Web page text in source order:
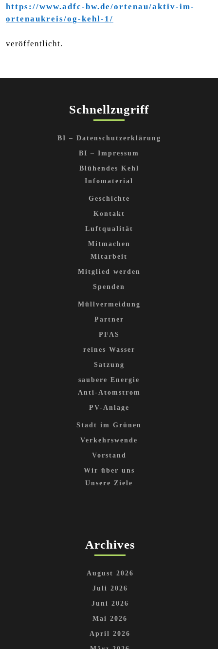
https://www.adfc-bw.de/ortenau/aktiv-im-
ortenaukreis/og-kehl-1/
veröffentlicht.
Schnellzugriff
BI – Datenschutzerklärung
BI – Impressum
Blühendes Kehl
Infomaterial
Geschichte
Kontakt
Luftqualität
Mitmachen
Mitarbeit
Mitglied werden
Spenden
Müllvermeidung
Partner
PFAS
reines Wasser
Satzung
saubere Energie
Anti-Atomstrom
PV-Anlage
Stadt im Grünen
Verkehrswende
Vorstand
Wir über uns
Unsere Ziele
Archives
August 2026
Juli 2026
Juni 2026
Mai 2026
April 2026